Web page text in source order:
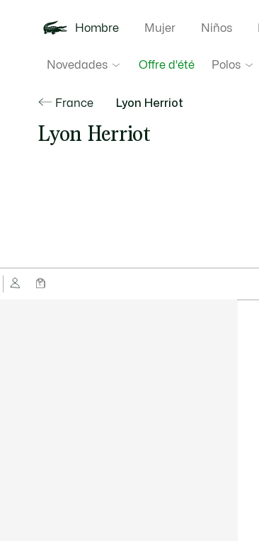
Hombre
Novedades Offre d'été Polos
Mujer Niños
France Lyon Herriot
Lyon Herriot